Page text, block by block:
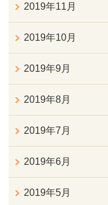
2019年11月
2019年10月
2019年9月
2019年8月
2019年7月
2019年6月
2019年5月